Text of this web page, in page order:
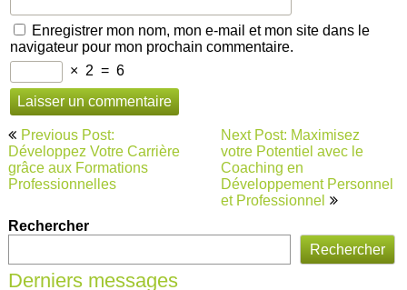
Enregistrer mon nom, mon e-mail et mon site dans le
navigateur pour mon prochain commentaire.
× 2 = 6
Navigation
de
l’article
Previous Post:
Développez Votre Carrière
grâce aux Formations
Professionnelles
Next Post: Maximisez
votre Potentiel avec le
Coaching en
Développement Personnel
et Professionnel
Rechercher
Rechercher
Derniers messages